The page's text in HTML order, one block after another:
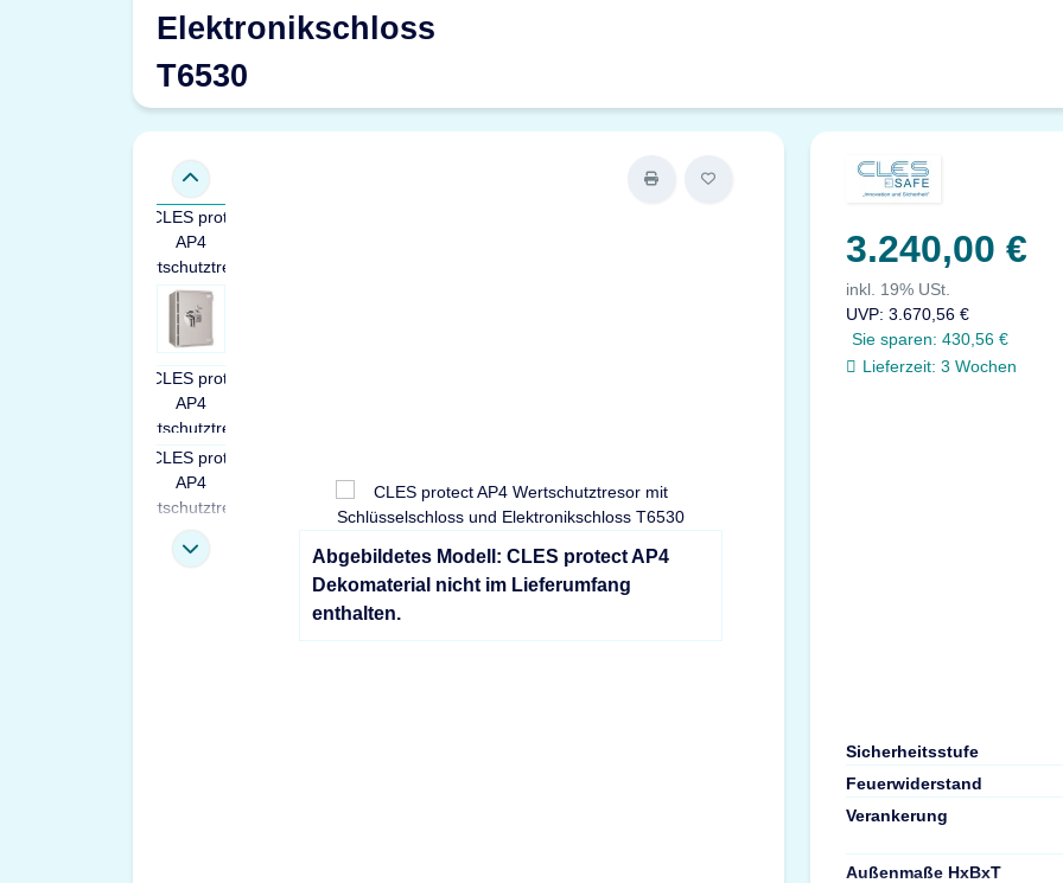
Elektronikschloss
T6530
Abgebildetes Modell: CLES protect AP4
Dekomaterial nicht im Lieferumfang
enthalten.
3.240,00 €
inkl. 19% USt.
UVP:3.670,56 €
Sie sparen:430,56 €
Lieferzeit: 3 Wochen
Sicherheitsstufe
Feuerwiderstand
Verankerung
Außenmaße HxBxT